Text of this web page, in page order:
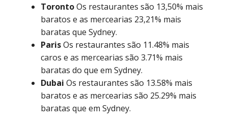
TorontoOs restaurantes são 13,50% mais
baratos e as mercearias 23,21% mais
baratas que Sydney.
ParisOs restaurantes são 11.48% mais
caros e as mercearias são 3.71% mais
baratas do que em Sydney.
Dubai Os restaurantes são 13.58% mais
baratos e as mercearias são 25.29% mais
baratas que em Sydney.